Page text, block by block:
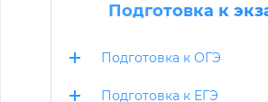
Подготовка к
Подготовка к ОГЭ
Подготовка к ЕГЭ